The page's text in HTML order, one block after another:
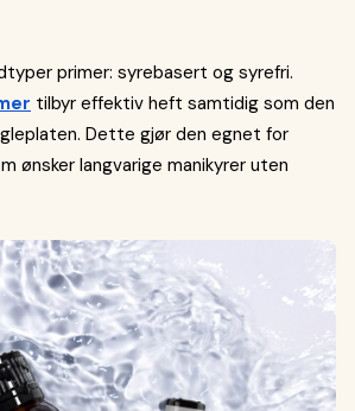
primer: syrebasert og syrefri.
tilbyr effektiv heft samtidig som den
Dette gjør den egnet for
ønsker langvarige manikyrer uten